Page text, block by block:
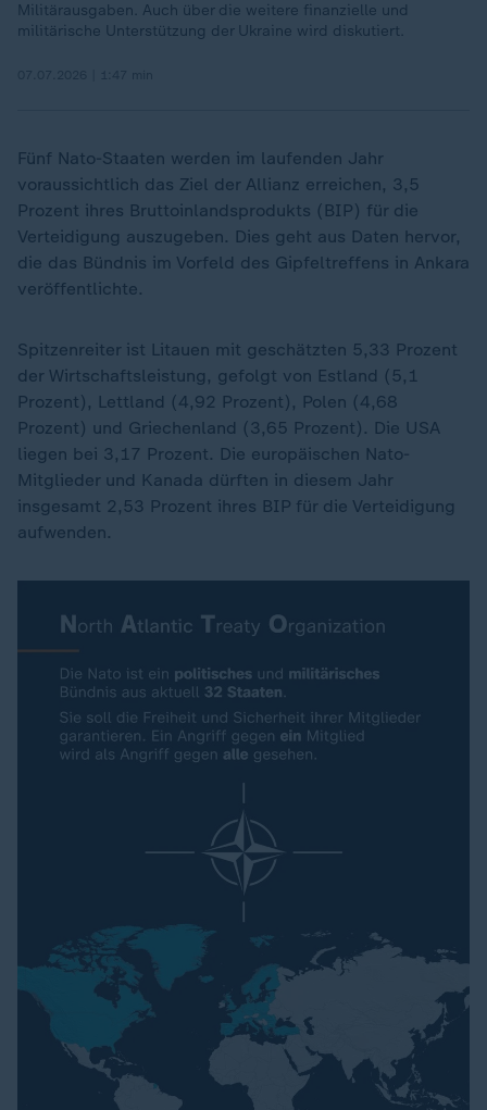
Militärausgaben. Auch über die weitere finanzielle und
militärische Unterstützung der Ukraine wird diskutiert.
Fünf Nato-Staaten werden im laufenden Jahr
voraussichtlich das Ziel der Allianz erreichen, 3,5
Prozent ihres Bruttoinlandsprodukts (BIP) für die
Verteidigung auszugeben. Dies geht aus Daten hervor,
die das Bündnis im Vorfeld des Gipfeltreffens in Ankara
veröffentlichte.
Spitzenreiter ist Litauen mit geschätzten 5,33 Prozent
der Wirtschaftsleistung, gefolgt von Estland (5,1
Prozent), Lettland (4,92 Prozent), Polen (4,68
Prozent) und Griechenland (3,65 Prozent). Die USA
liegen bei 3,17 Prozent. Die europäischen Nato-
Mitglieder und Kanada dürften in diesem Jahr
insgesamt 2,53 Prozent ihres BIP für die Verteidigung
aufwenden.